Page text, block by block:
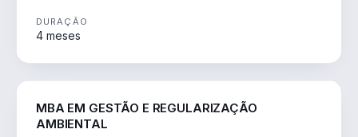
DURAÇÃO
4 meses
MBA EM GESTÃO E REGULARIZAÇÃO
AMBIENTAL